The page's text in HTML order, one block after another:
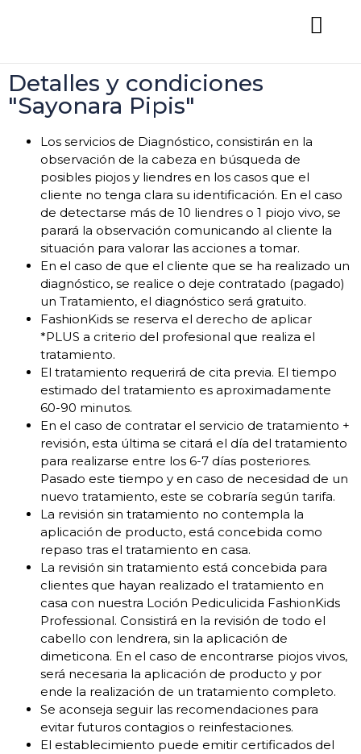
Detalles y condiciones
"Sayonara Pipis"
Los servicios de Diagnóstico, consistirán en la
observación de la cabeza en búsqueda de
posibles piojos y liendres en los casos que el
cliente no tenga clara su identificación. En el caso
de detectarse más de 10 liendres o 1 piojo vivo, se
parará la observación comunicando al cliente la
situación para valorar las acciones a tomar.
En el caso de que el cliente que se ha realizado un
diagnóstico, se realice o deje contratado (pagado)
un Tratamiento, el diagnóstico será gratuito.
FashionKids se reserva el derecho de aplicar
*PLUS a criterio del profesional que realiza el
tratamiento.
El tratamiento requerirá de cita previa. El tiempo
estimado del tratamiento es aproximadamente
60-90 minutos.
En el caso de contratar el servicio de tratamiento +
revisión, esta última se citará el día del tratamiento
para realizarse entre los 6-7 días posteriores.
Pasado este tiempo y en caso de necesidad de un
nuevo tratamiento, este se cobraría según tarifa.
La revisión sin tratamiento no contempla la
aplicación de producto, está concebida como
repaso tras el tratamiento en casa.
La revisión sin tratamiento está concebida para
clientes que hayan realizado el tratamiento en
casa con nuestra Loción Pediculicida FashionKids
Professional. Consistirá en la revisión de todo el
cabello con lendrera, sin la aplicación de
dimeticona. En el caso de encontrarse piojos vivos,
será necesaria la aplicación de producto y por
ende la realización de un tratamiento completo.
Se aconseja seguir las recomendaciones para
evitar futuros contagios o reinfestaciones.
El establecimiento puede emitir certificados del